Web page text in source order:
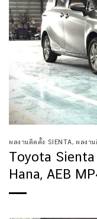
ผลงานติดตั้ง SIENTA, ผลงา
Toyota
Hana, AEB